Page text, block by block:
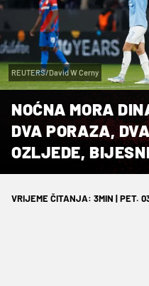
REUTERS/David W Cerny
NOĆNA MORA
DVA PORAZA,
OZLJEDE,
VRIJEME ČITANJA: 3MIN | PET.